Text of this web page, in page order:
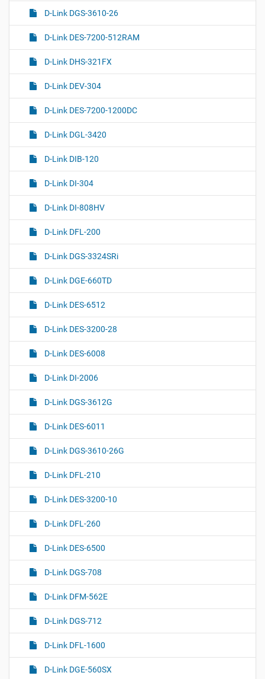
D-Link DGS-3610-26
D-Link DES-7200-512RAM
D-Link DHS-321FX
D-Link DEV-304
D-Link DES-7200-1200DC
D-Link DGL-3420
D-Link DIB-120
D-Link DI-304
D-Link DI-808HV
D-Link DFL-200
D-Link DGS-3324SRi
D-Link DGE-660TD
D-Link DES-6512
D-Link DES-3200-28
D-Link DES-6008
D-Link DI-2006
D-Link DGS-3612G
D-Link DES-6011
D-Link DGS-3610-26G
D-Link DFL-210
D-Link DES-3200-10
D-Link DFL-260
D-Link DES-6500
D-Link DGS-708
D-Link DFM-562E
D-Link DGS-712
D-Link DFL-1600
D-Link DGE-560SX